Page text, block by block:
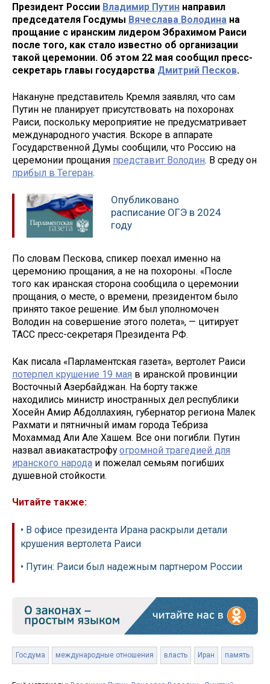
Президент России Владимир Путин направил
председателя Госдумы Вячеслава Володина на
прощание с иранским лидером Эбрахимом Раиси
после того, как стало известно об организации
такой церемонии. Об этом 22 мая сообщил пресс-
секретарь главы государства Дмитрий Песков.
Накануне представитель Кремля заявлял, что сам
Путин не планирует присутствовать на похоронах
Раиси, поскольку мероприятие не предусматривает
международного участия. Вскоре в аппарате
Государственной Думы сообщили, что Россию на
церемонии прощания представит Володин. В среду он
прибыл в Тегеран.
Опубликовано
расписание ОГЭ в 2024
году
По словам Пескова, спикер поехал именно на
церемонию прощания, а не на похороны. «После
того как иранская сторона сообщила о церемонии
прощания, о месте, о времени, президентом было
принято такое решение. Им был уполномочен
Володин на совершение этого полета», — цитирует
ТАСС пресс-секретаря Президента РФ.
Как писала «Парламентская газета», вертолет Раиси
потерпел крушение 19 мая в иранской провинции
Восточный Азербайджан. На борту также
находились министр иностранных дел республики
Хосейн Амир Абдоллахиян, губернатор региона Малек
Рахмати и пятничный имам города Тебриза
Мохаммад Али Але Хашем. Все они погибли. Путин
назвал авиакатастрофуогромной трагедией для
иранского народа и пожелал семьям погибших
душевной стойкости.
Читайте также:
• В офисе президента Ирана раскрыли детали
крушения вертолета Раиси
• Путин: Раиси был надежным партнером России
Госдума международные отношения власть Иран память